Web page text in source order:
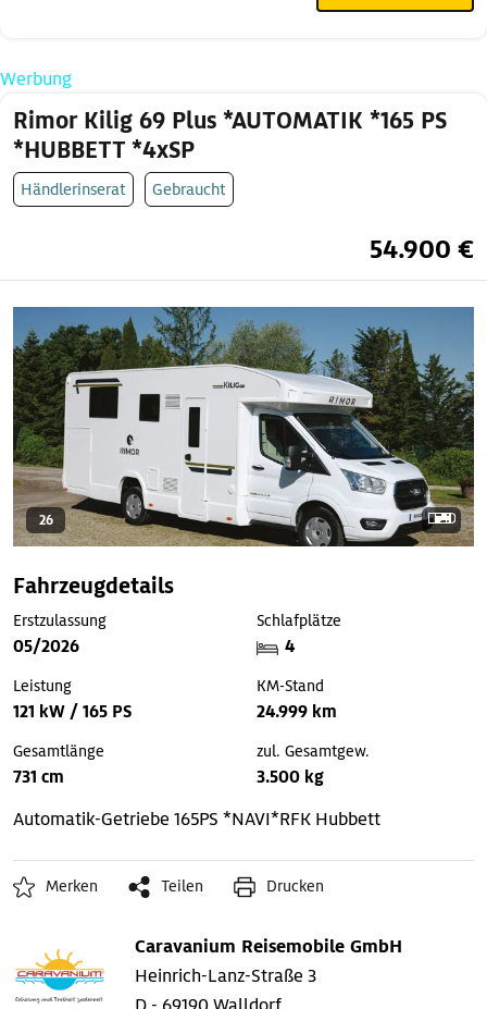
Werbung
Rimor Kilig 69 Plus *AUTOMATIK *165 PS
*HUBBETT *4xSP
Händlerinserat Gebraucht
54.900 €
26
Fahrzeugdetails
Erstzulassung
05/2026
Schlafplätze
4
Leistung
121 kW / 165 PS
KM-Stand
24.999 km
Gesamtlänge
731 cm
zul. Gesamtgew.
3.500 kg
Automatik-Getriebe 165PS *NAVI*RFK Hubbett
Merken Teilen Drucken
Caravanium Reisemobile GmbH
Heinrich-Lanz-Straße 3